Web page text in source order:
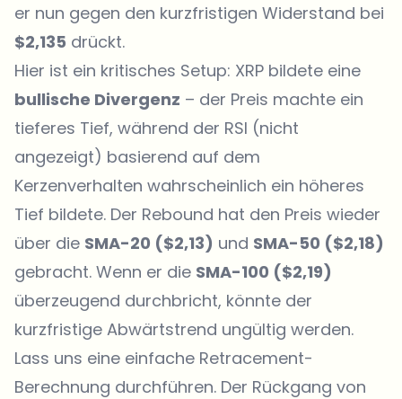
er nun gegen den kurzfristigen Widerstand bei
$2,135 drückt.
Hier ist ein kritisches Setup: XRP bildete eine
bullische Divergenz – der Preis machte ein
tieferes Tief, während der RSI (nicht
angezeigt) basierend auf dem
Kerzenverhalten wahrscheinlich ein höheres
Tief bildete. Der Rebound hat den Preis wieder
über die SMA-20 ($2,13) und SMA-50 ($2,18)
gebracht. Wenn er die SMA-100 ($2,19)
überzeugend durchbricht, könnte der
kurzfristige Abwärtstrend ungültig werden.
Lass uns eine einfache Retracement-
Berechnung durchführen. Der Rückgang von